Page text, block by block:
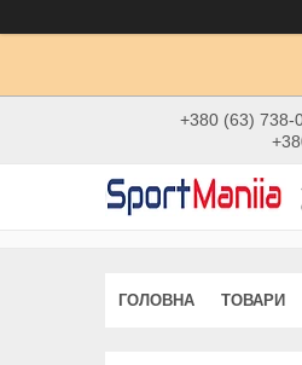
+380 (63) 738-
ГОЛОВНА ТОВАРИ